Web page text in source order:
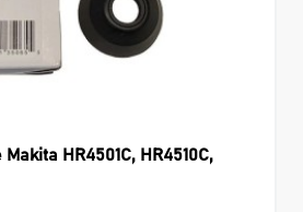
HR4501C, HR4510C,